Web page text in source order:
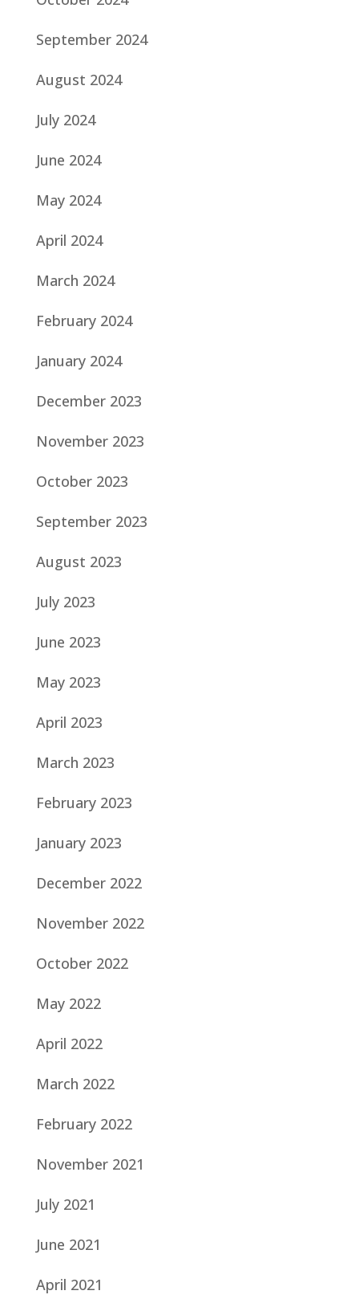
September 2024
August 2024
July 2024
June 2024
May 2024
April 2024
March 2024
February 2024
January 2024
December 2023
November 2023
October 2023
September 2023
August 2023
July 2023
June 2023
May 2023
April 2023
March 2023
February 2023
January 2023
December 2022
November 2022
October 2022
May 2022
April 2022
March 2022
February 2022
November 2021
July 2021
June 2021
April 2021